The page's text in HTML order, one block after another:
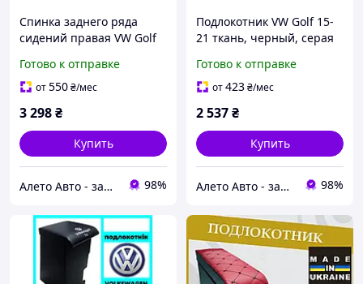
Спинка заднего ряда
сидений правая VW Golf
ремнем и подлокотником,
надрывы
Готово к отправке
от550₴/мес
3 298₴
Купить
Алето Авто - запчасти на авто из США 98%
Подлокотник VW Golf 15-
21 ткань, черный, серая
Готово к отправке
от423₴/мес
2 537₴
Купить
Алето Авто - запчасти на авто из США 98%